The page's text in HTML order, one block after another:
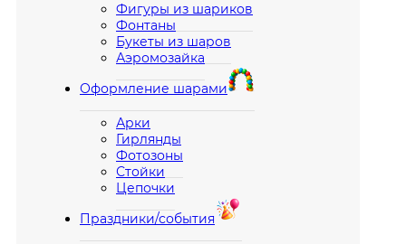
Фигуры из шариков
Фонтаны
Букеты из шаров
Аэромозайка
Оформление шарами
Арки
Гирлянды
Фотозоны
Стойки
Цепочки
Праздники/события